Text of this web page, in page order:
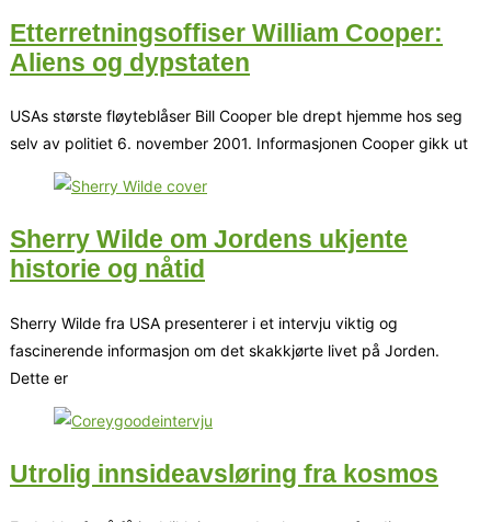
Etterretningsoffiser William Cooper:
Aliens og dypstaten
USAs største fløyteblåser Bill Cooper ble drept hjemme hos seg
selv av politiet 6. november 2001. Informasjonen Cooper gikk ut
Sherry Wilde om Jordens ukjente
historie og nåtid
Sherry Wilde fra USA presenterer i et intervju viktig og
fascinerende informasjon om det skakkjørte livet på Jorden.
Dette er
Utrolig innsideavsløring fra kosmos